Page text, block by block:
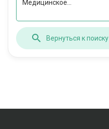
Медицинское...
Вернуться к поиску